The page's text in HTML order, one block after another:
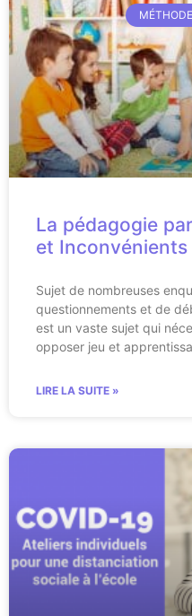
La pédagogie
et Inconvénients
Sujet de nombreuses
questionnements et de
est un vaste sujet qui
opposer jeu et
LIRE LA SUITE »